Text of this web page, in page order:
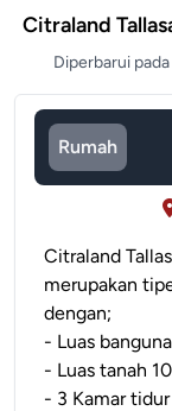
Citraland
Diperbarui
Rumah
Citraland
merupakan
dengan;
- Luas
- Luas tanah
- 3 Kamar tidur